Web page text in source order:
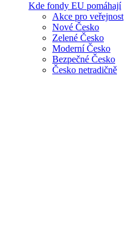
Kde fondy EU pomáhají
Akce pro veřejnost
Nové Česko
Zelené Česko
Moderní Česko
Bezpečné Česko
Česko netradičně